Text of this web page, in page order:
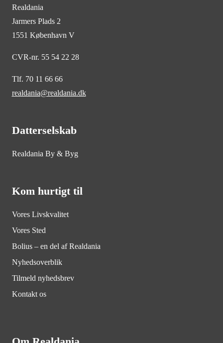
Realdania
Jarmers Plads 2
1551 København V
CVR-nr. 55 54 22 28
Tlf. 70 11 66 66
realdania@realdania.dk
Datterselskab
Realdania By & Byg
Kom hurtigt til
Vores Livskvalitet
Vores Sted
Bolius – en del af Realdania
Nyhedsoverblik
Tilmeld nyhedsbrev
Kontakt os